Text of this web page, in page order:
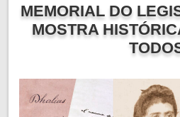
MEMORIAL DO
MOSTRA